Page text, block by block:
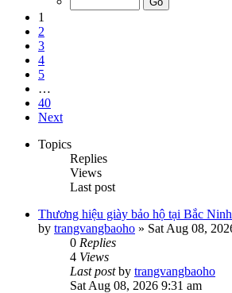
1
2
3
4
5
…
40
Next
Topics
Replies
Views
Last post
Thương hiệu giày bảo hộ tại Bắc
by trangvangbaoho » Sat Aug 08,
0 Replies
4 Views
Last postby trangvangbaoho
Sat Aug 08, 2026 9:31 am